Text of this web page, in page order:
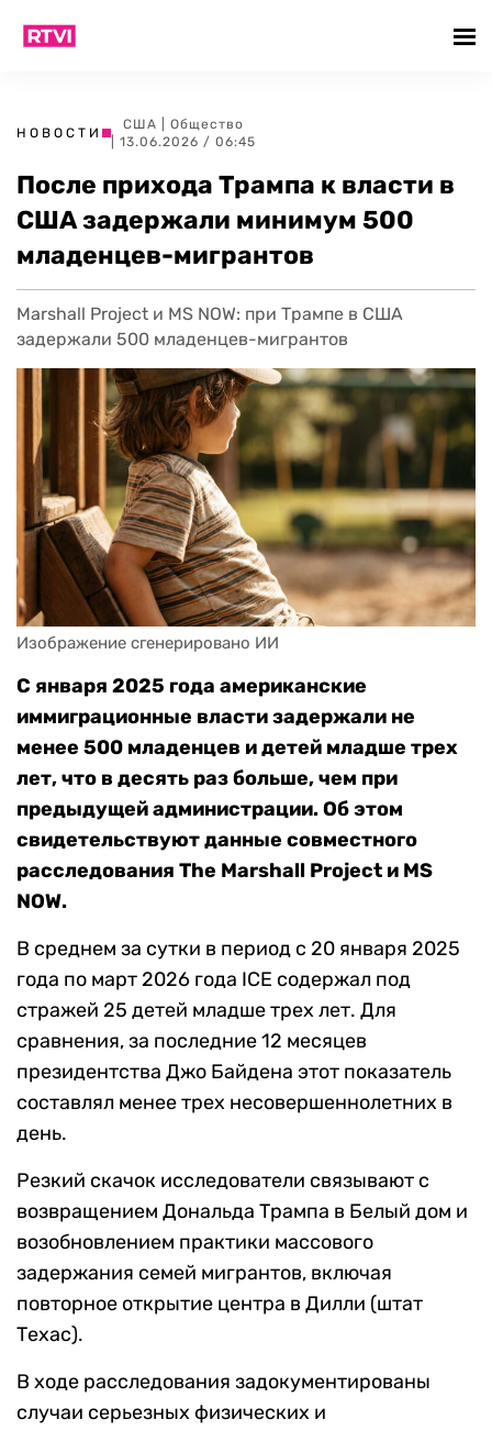
НОВОСТИ
США
Общество
| 13.06.2026 / 06:45
После прихода Трампа к власти в
США задержали минимум 500
младенцев-мигрантов
Marshall Project и MS NOW: при Трампе в США
задержали 500 младенцев-мигрантов
Изображение сгенерировано ИИ
С января 2025 года американские
иммиграционные власти задержали не
менее 500 младенцев и детей младше трех
лет, что в десять раз больше, чем при
предыдущей администрации. Об этом
свидетельствуют данные совместного
расследования The Marshall Project и MS
NOW.
В среднем за сутки в период с 20 января 2025
года по март 2026 года ICE содержал под
стражей 25 детей младше трех лет. Для
сравнения, за последние 12 месяцев
президентства Джо Байдена этот показатель
составлял менее трех несовершеннолетних в
день.
Резкий скачок исследователи связывают с
возвращением Дональда Трампа в Белый дом и
возобновлением практики массового
задержания семей мигрантов, включая
повторное открытие центра в Дилли (штат
Техас).
В ходе расследования задокументированы
случаи серьезных физических и